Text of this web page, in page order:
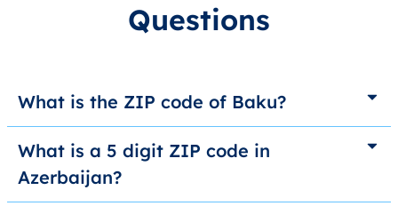
Questions
What is the ZIP code of Baku?
What is a 5 digit ZIP code in
Azerbaijan?